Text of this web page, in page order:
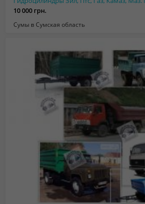
10 000 грн.
Сумы в Сумская область